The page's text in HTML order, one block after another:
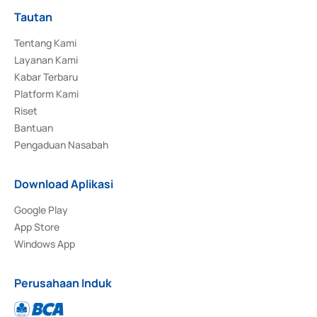
Tautan
Tentang Kami
Layanan Kami
Kabar Terbaru
Platform Kami
Riset
Bantuan
Pengaduan Nasabah
Download Aplikasi
Google Play
App Store
Windows App
Perusahaan Induk